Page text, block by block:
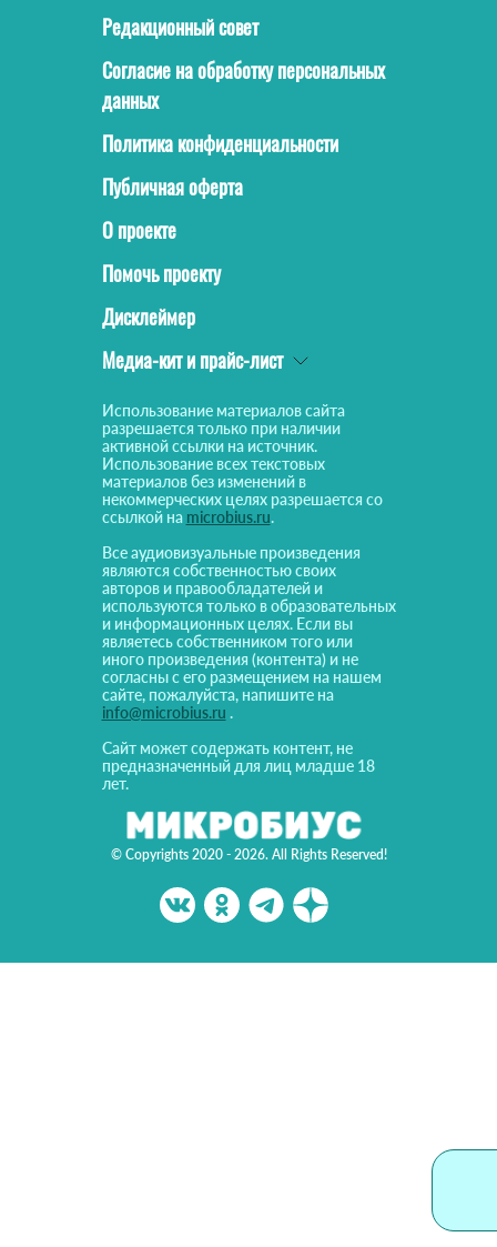
© Copyrights 2020 - 2026. All Rights Reserved!
Редакционный совет
Согласие на обработку персональных
данных
Политика конфиденциальности
Публичная оферта
О проекте
Помочь проекту
Дисклеймер
Медиа-кит и прайс-лист
Использование материалов сайта
разрешается только при наличии
активной ссылки на источник.
Использование всех текстовых
материалов без изменений в
некоммерческих целях разрешается со
ссылкой на microbius.ru.
Все аудиовизуальные произведения
являются собственностью своих
авторов и правообладателей и
используются только в образовательных
и информационных целях. Если вы
являетесь собственником того или
иного произведения (контента) и не
согласны с его размещением на нашем
сайте, пожалуйста, напишите на
info@microbius.ru .
Сайт может содержать контент, не
предназначенный для лиц младше 18
лет.